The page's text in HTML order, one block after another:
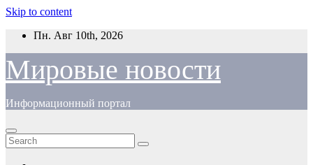
Skip to content
Пн. Авг 10th, 2026
Мировые новости
Информационный портал